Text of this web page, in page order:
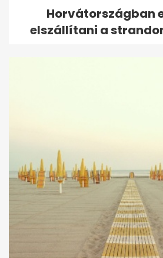
Horvátországban
elszállítani a